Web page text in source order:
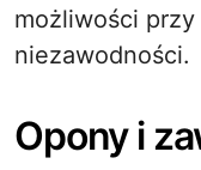
możliwości
niezawodności.
Opony i